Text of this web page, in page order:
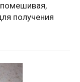
помешивая,
получения